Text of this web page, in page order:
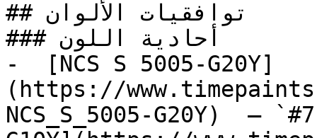
## توافقيات الألوان
### أحادية اللون
-  [NCS S 5005-G20Y]
(https://
NCS_S_5005-G20Y)  —